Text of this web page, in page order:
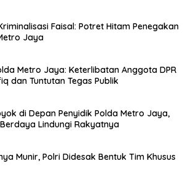
Faisal: Potret Hitam Penegakan
Jaya
Metro Jaya: Keterlibatan Anggota DPR
dan Tuntutan Tegas Publik
di Depan Penyidik Polda Metro Jaya,
Lindungi Rakyatnya
Munir, Polri Didesak Bentuk Tim Khusus